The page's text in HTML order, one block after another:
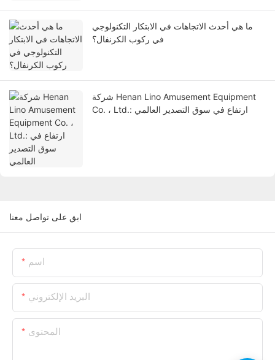
ما هي أحدث الاتجاهات في الابتكار التكنولوجي
في ركوب الكرنفال؟
شركة Henan Lino Amusement Equipment
Co. ، Ltd.: ارتفاع في سوق التصدير العالمي
ابق على تواصل معنا
اسم
البريد الإلكتروني
المحتوى